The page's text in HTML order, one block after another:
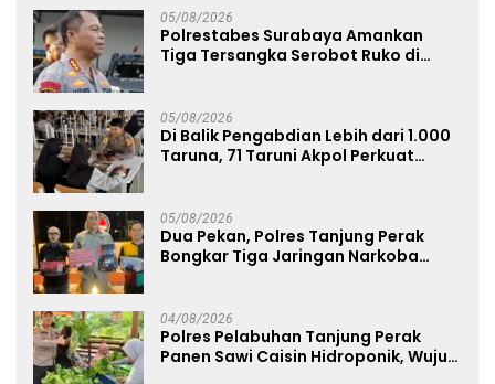
05/08/2026
Polrestabes Surabaya Amankan
Tiga Tersangka Serobot Ruko di
05/08/2026
Di Balik Pengabdian Lebih dari 1.000
Taruna, 71 Taruni Akpol Perkuat
05/08/2026
Dua Pekan, Polres Tanjung Perak
Bongkar Tiga Jaringan Narkoba
04/08/2026
Polres Pelabuhan Tanjung Perak
Panen Sawi Caisin Hidroponik, Wujud